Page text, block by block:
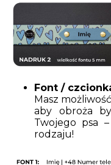
Font /
Masz
aby obroża
Twojego psa
rodzaju!